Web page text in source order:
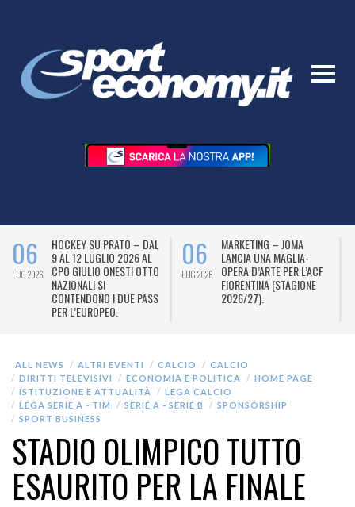
06
LUG 2026
HOCKEY SU PRATO – DAL
9 AL 12 LUGLIO 2026 AL
CPO GIULIO ONESTI OTTO
NAZIONALI SI
CONTENDONO I DUE PASS
PER L’EUROPEO.
06
LUG 2026
MARKETING – JOMA
LANCIA UNA MAGLIA-
OPERA D’ARTE PER L’ACF
FIORENTINA (STAGIONE
2026/27).
ALL NEWS ALTRI EVENTI CALCIO
CALCIO
DIRITTI TELEVISIVI
ECONOMIA E POLITICA
HOME PAGE
ISTITUZIONE E ATTUALITÀ
LEGA CALCIO
LEGA SERIE A - TIM
SERIE A - SERIE B
SPONSORSHIP
SPORT BUSINESS
STADIO OLIMPICO TUTTO
ESAURITO PER LA FINALE